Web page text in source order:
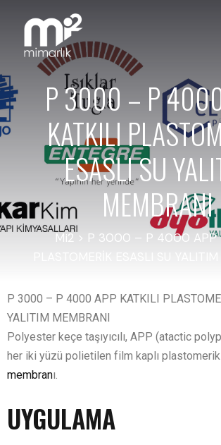
P 3000 – P
KATKILI
ESASLI SU
MEMBRANI
Mi2> P 3000 – P 4000 APP
P 3000 – P 4000 APP KATKILI
YALITIM MEMBRANI
Polyester keçe taşıyıcılı, APP (atactic
her iki yüzü polietilen film kaplı plastomerik
membranı.
UYGULAMA